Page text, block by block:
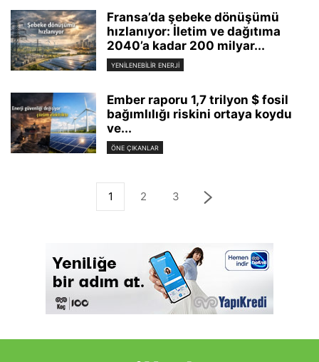
Fransa’da şebeke dönüşümü
hızlanıyor: İletim ve dağıtıma
2040’a kadar 200 milyar...
YENILENEBILIR ENERJI
Ember raporu 1,7 trilyon $ fosil
bağımlılığı riskini ortaya koydu
ve...
ÖNE ÇIKANLAR
1 2 3